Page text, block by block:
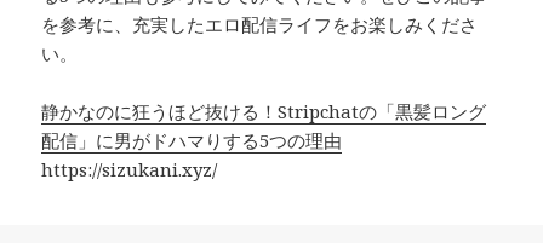
を参考に、充実したエロ配信ライフをお楽しみくださ
い。
静かなのに狂うほど抜ける！Stripchatの「黒髪ロング
配信」に男がドハマりする5つの理由
https://sizukani.xyz/